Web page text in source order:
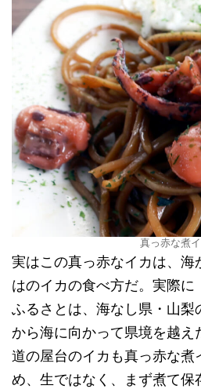
真っ赤な煮
実はこの真っ赤なイカは、海
はのイカの食べ方だ。実際
ふるさとは、海なし県・山梨
から海に向かって県境を越え
道の屋台のイカも真っ赤な煮
め、生ではなく、まず煮て保